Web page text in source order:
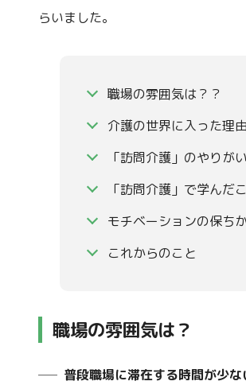
らいました。
職場の雰囲気は？？
介護の世界に入った理
「訪問介護」のやりがい
「訪問介護」で学んだ
モチベーションの保ち
これからのこと
職場の雰囲気は？
普段職場に滞在する時間が少